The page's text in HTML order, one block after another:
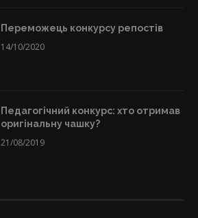
Переможець конкурсу репостів
14/10/2020
Педагогічний конкурс: хто отримав
оригінальну чашку?
21/08/2019